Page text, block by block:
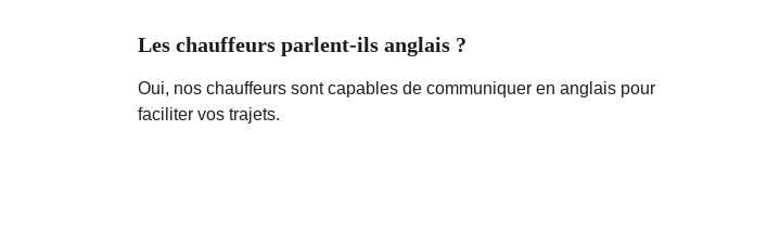
Les chauffeurs parlent-ils anglais ?
Oui, nos chauffeurs sont capables de communiquer en anglais pour
faciliter vos trajets.